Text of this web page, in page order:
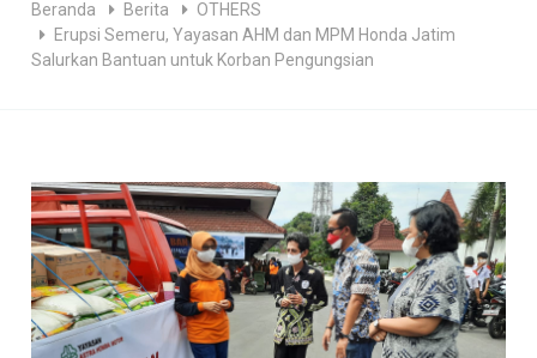
Beranda Berita
OTHERS
Erupsi Semeru, Yayasan AHM dan MPM Honda Jatim
Salurkan Bantuan untuk Korban Pengungsian